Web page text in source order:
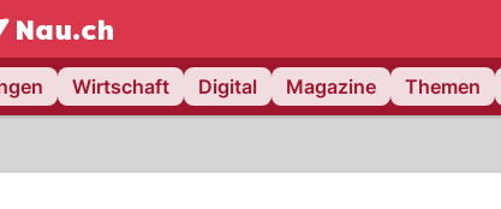
NAU.ch
Wirtschaft Digital Magazine Themen